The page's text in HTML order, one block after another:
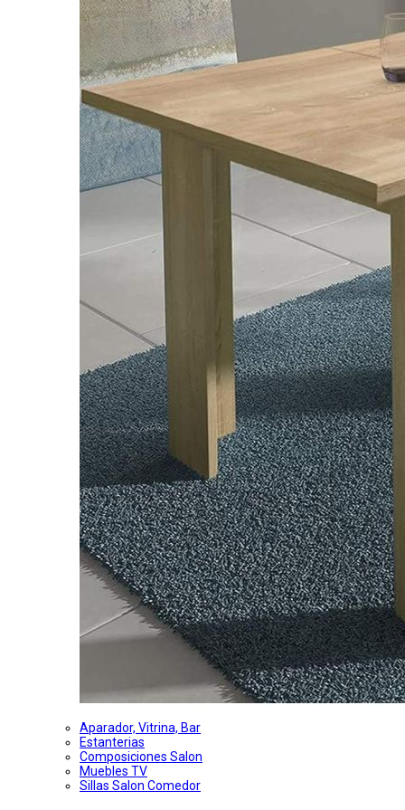
Aparador, Vitrina, Bar
Estanterias
Composiciones Salon
Muebles TV
Sillas Salon Comedor